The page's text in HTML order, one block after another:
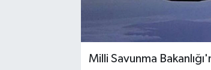
Milli Savunma